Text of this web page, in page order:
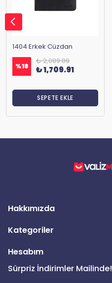
1404 Erkek Cüzdan
%18
₺ 2,089.89
₺ 1,709.91
SEPETE EKLE
Hakkımızda
Kategoriler
Hesabım
Sürpriz İndirimler Mailinde!